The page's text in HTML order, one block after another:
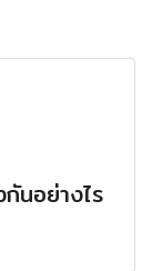
นอย่างไร